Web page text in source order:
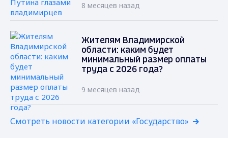
8 месяцев назад
Жителям Владимирской
области: каким будет
минимальный размер оплаты
труда с 2026 года?
9 месяцев назад
Смотреть новости категории «Государство»